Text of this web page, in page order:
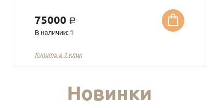
75000 a
В наличии: 1
Купить в 1 клик
Новинки